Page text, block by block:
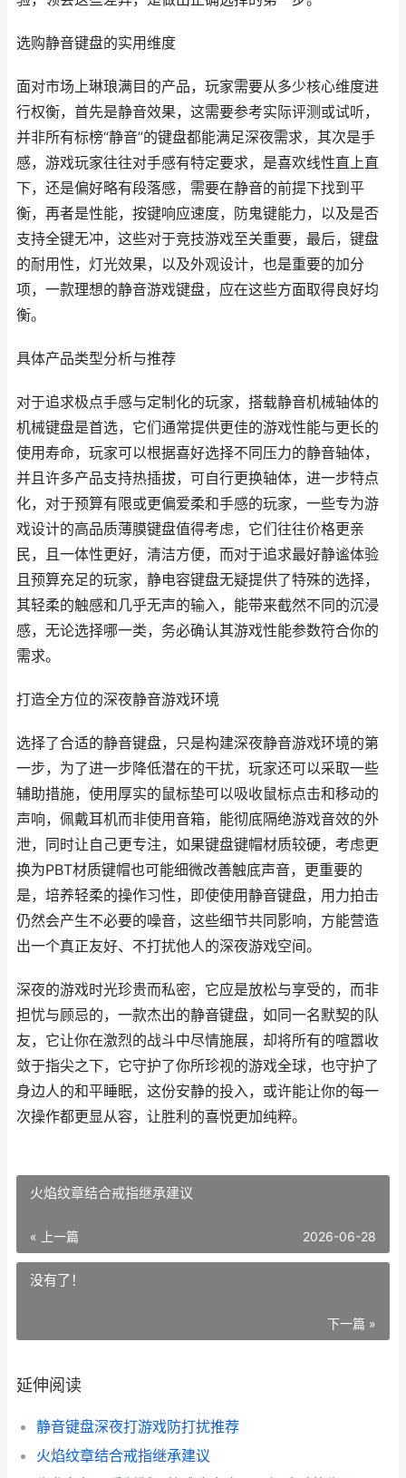
选购静音键盘的实用维度
面对市场上琳琅满目的产品，玩家需要从多少核心维度进
行权衡，首先是静音效果，这需要参考实际评测或试听，
并非所有标榜“静音”的键盘都能满足深夜需求，其次是手
感，游戏玩家往往对手感有特定要求，是喜欢线性直上直
下，还是偏好略有段落感，需要在静音的前提下找到平
衡，再者是性能，按键响应速度，防鬼键能力，以及是否
支持全键无冲，这些对于竞技游戏至关重要，最后，键盘
的耐用性，灯光效果，以及外观设计，也是重要的加分
项，一款理想的静音游戏键盘，应在这些方面取得良好均
衡。
具体产品类型分析与推荐
对于追求极点手感与定制化的玩家，搭载静音机械轴体的
机械键盘是首选，它们通常提供更佳的游戏性能与更长的
使用寿命，玩家可以根据喜好选择不同压力的静音轴体，
并且许多产品支持热插拔，可自行更换轴体，进一步特点
化，对于预算有限或更偏爱柔和手感的玩家，一些专为游
戏设计的高品质薄膜键盘值得考虑，它们往往价格更亲
民，且一体性更好，清洁方便，而对于追求最好静谧体验
且预算充足的玩家，静电容键盘无疑提供了特殊的选择，
其轻柔的触感和几乎无声的输入，能带来截然不同的沉浸
感，无论选择哪一类，务必确认其游戏性能参数符合你的
需求。
打造全方位的深夜静音游戏环境
选择了合适的静音键盘，只是构建深夜静音游戏环境的第
一步，为了进一步降低潜在的干扰，玩家还可以采取一些
辅助措施，使用厚实的鼠标垫可以吸收鼠标点击和移动的
声响，佩戴耳机而非使用音箱，能彻底隔绝游戏音效的外
泄，同时让自己更专注，如果键盘键帽材质较硬，考虑更
换为PBT材质键帽也可能细微改善触底声音，更重要的
是，培养轻柔的操作习性，即使使用静音键盘，用力拍击
仍然会产生不必要的噪音，这些细节共同影响，方能营造
出一个真正友好、不打扰他人的深夜游戏空间。
深夜的游戏时光珍贵而私密，它应是放松与享受的，而非
担忧与顾忌的，一款杰出的静音键盘，如同一名默契的队
友，它让你在激烈的战斗中尽情施展，却将所有的喧嚣收
敛于指尖之下，它守护了你所珍视的游戏全球，也守护了
身边人的和平睡眠，这份安静的投入，或许能让你的每一
次操作都更显从容，让胜利的喜悦更加纯粹。
火焰纹章结合戒指继承建议
« 上一篇 2026-06-28
没有了！
下一篇 »
延伸阅读
静音键盘深夜打游戏防打扰推荐
火焰纹章结合戒指继承建议